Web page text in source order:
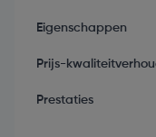
Eigenschappen
Prijs-
Prestaties